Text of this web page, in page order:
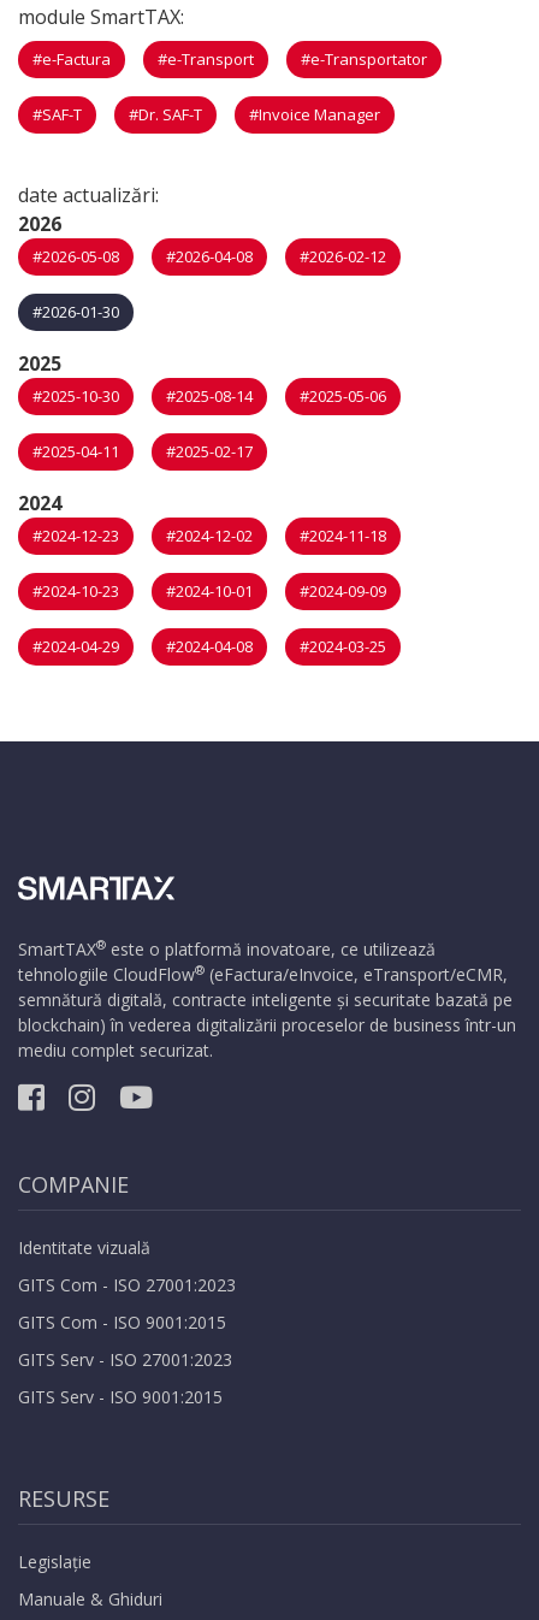
module SmartTAX:
#e-Factura #e-Transport #e-Transportator
#SAF-T #Dr. SAF-T #Invoice Manager
date actualizări:
2026
#2026-05-08 #2026-04-08 #2026-02-12
#2026-01-30
2025
#2025-10-30 #2025-08-14 #2025-05-06
#2025-04-11 #2025-02-17
2024
#2024-12-23 #2024-12-02 #2024-11-18
#2024-10-23 #2024-10-01 #2024-09-09
#2024-04-29 #2024-04-08 #2024-03-25
SmartTAX® este o platformă inovatoare, ce utilizează
tehnologiile CloudFlow® (eFactura/eInvoice, eTransport/eCMR,
semnătură digitală, contracte inteligente și securitate bazată pe
blockchain) în vederea digitalizării proceselor de business într-un
mediu complet securizat.
COMPANIE
Identitate vizuală
GITS Com - ISO 27001:2023
GITS Com - ISO 9001:2015
GITS Serv - ISO 27001:2023
GITS Serv - ISO 9001:2015
RESURSE
Legislație
Manuale & Ghiduri